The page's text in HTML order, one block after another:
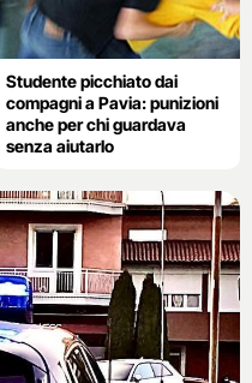
Studente picchiato dai
compagni a Pavia: punizioni
anche per chi guardava
senza aiutarlo